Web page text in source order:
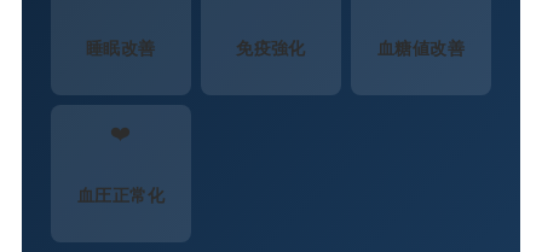
睡眠改善 免疫強化 血糖値改善
❤️
血圧正常化